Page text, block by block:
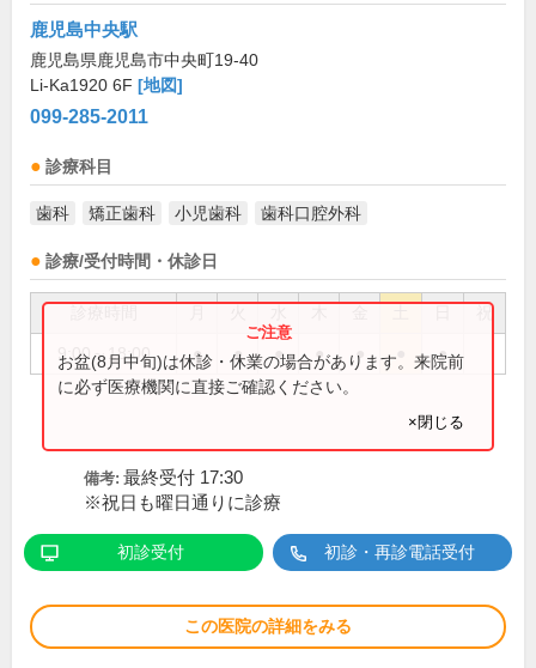
鹿児島中央駅
鹿児島県鹿児島市中央町19-40
Li-Ka1920 6F [地図]
099-285-2011
診療科目
歯科 矯正歯科 小児歯科 歯科口腔外科
診療/受付時間・休診日
祝
9:00～18:00 ● ● ● ● ● ●
お盆(8月中旬)は休診・休業の場合があります。来院前
に必ず医療機関に直接ご確認ください。
×閉じる
備考: 最終受付 17:30
※祝日も曜日通りに診療
初診受付 初診・再診電話受付
この医院の詳細をみる